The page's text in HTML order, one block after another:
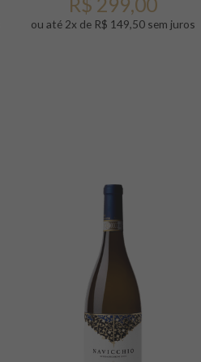
ou até 2x de R$ 149,50 sem juros